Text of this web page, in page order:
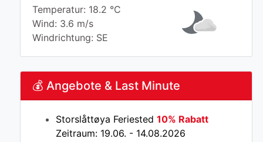
Temperatur: 18.2 °C
Wind: 3.6 m/s
Windrichtung: SE
💰 Angebote & Last Minute
Storslåttøya Feriested 10% Rabatt
Zeitraum: 19.06. - 14.08.2026